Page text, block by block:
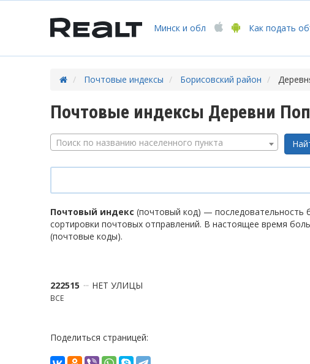
Минск и обл Как подать
Почтовые индексы Борисовский район
Почтовые индексы Деревни
Поиск по названию населенного пункта
Почтовый индекс (почтовый код) — последовательность
сортировки почтовых отправлений. В настоящее время
(почтовые коды).
222515 НЕТ УЛИЦЫ
ВСЕ
Поделиться страницей: